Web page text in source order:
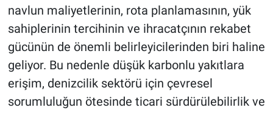
navlun maliyetlerinin, rota planlamasının, yük
sahiplerinin tercihinin ve ihracatçının rekabet
gücünün de önemli belirleyicilerinden biri haline
geliyor. Bu nedenle düşük karbonlu yakıtlara
erişim, denizcilik sektörü için çevresel
sorumluluğun ötesinde ticari sürdürülebilirlik ve